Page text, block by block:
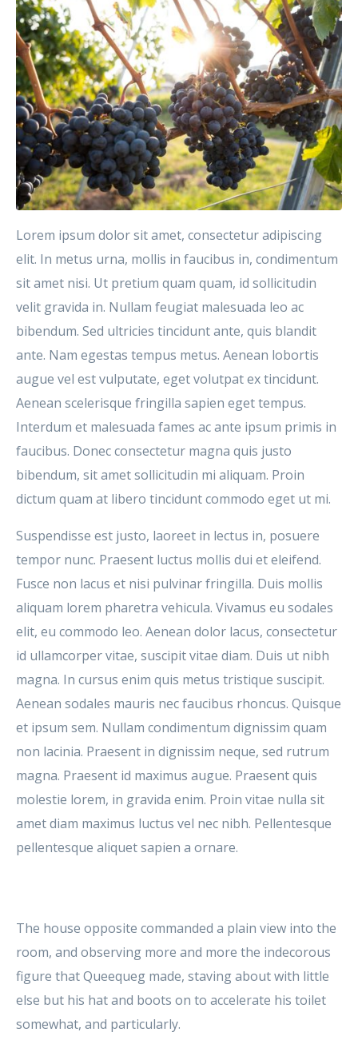
Lorem ipsum dolor sit amet, consectetur adipiscing
elit. In metus urna, mollis in faucibus in, condimentum
sit amet nisi. Ut pretium quam quam, id sollicitudin
velit gravida in. Nullam feugiat malesuada leo ac
bibendum. Sed ultricies tincidunt ante, quis blandit
ante. Nam egestas tempus metus. Aenean lobortis
augue vel est vulputate, eget volutpat ex tincidunt.
Aenean scelerisque fringilla sapien eget tempus.
Interdum et malesuada fames ac ante ipsum primis in
faucibus. Donec consectetur magna quis justo
bibendum, sit amet sollicitudin mi aliquam. Proin
dictum quam at libero tincidunt commodo eget ut mi.
Suspendisse est justo, laoreet in lectus in, posuere
tempor nunc. Praesent luctus mollis dui et eleifend.
Fusce non lacus et nisi pulvinar fringilla. Duis mollis
aliquam lorem pharetra vehicula. Vivamus eu sodales
elit, eu commodo leo. Aenean dolor lacus, consectetur
id ullamcorper vitae, suscipit vitae diam. Duis ut nibh
magna. In cursus enim quis metus tristique suscipit.
Aenean sodales mauris nec faucibus rhoncus. Quisque
et ipsum sem. Nullam condimentum dignissim quam
non lacinia. Praesent in dignissim neque, sed rutrum
magna. Praesent id maximus augue. Praesent quis
molestie lorem, in gravida enim. Proin vitae nulla sit
amet diam maximus luctus vel nec nibh. Pellentesque
pellentesque aliquet sapien a ornare.
The house opposite commanded a plain view into the
room, and observing more and more the indecorous
figure that Queequeg made, staving about with little
else but his hat and boots on to accelerate his toilet
somewhat, and particularly.